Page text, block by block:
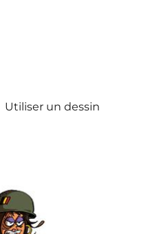
Utiliser un dessin